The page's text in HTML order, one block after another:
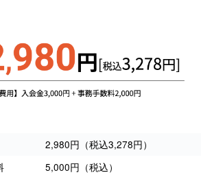
2,980円（税込3,278円）
5,000円（税込）